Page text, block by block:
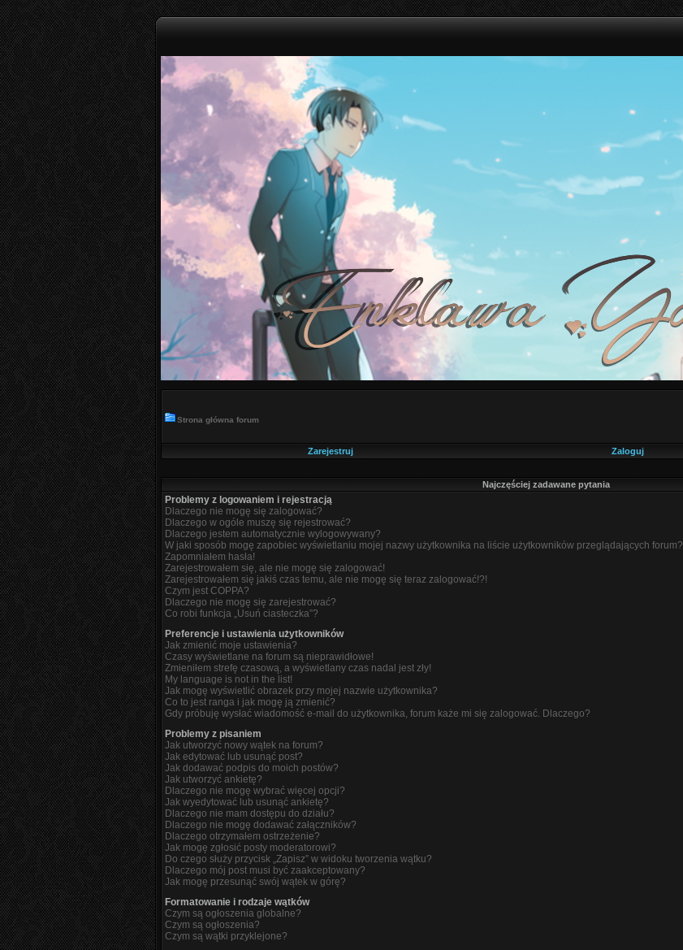
Strona główna forum
Zarejestruj Zaloguj
Najczęściej zadawane pytania
Problemy z logowaniem i rejestracją
Dlaczego nie mogę się zalogować?
Dlaczego w ogóle muszę się rejestrować?
Dlaczego jestem automatycznie wylogowywany?
W jaki sposób mogę zapobiec wyświetlaniu mojej nazwy użytkownika na liście użytkowników przeglądających forum?
Zapomniałem hasła!
Zarejestrowałem się, ale nie mogę się zalogować!
Zarejestrowałem się jakiś czas temu, ale nie mogę się teraz zalogować!?!
Czym jest COPPA?
Dlaczego nie mogę się zarejestrować?
Co robi funkcja „Usuń ciasteczka”?
Preferencje i ustawienia użytkowników
Jak zmienić moje ustawienia?
Czasy wyświetlane na forum są nieprawidłowe!
Zmieniłem strefę czasową, a wyświetlany czas nadal jest zły!
My language is not in the list!
Jak mogę wyświetlić obrazek przy mojej nazwie użytkownika?
Co to jest ranga i jak mogę ją zmienić?
Gdy próbuję wysłać wiadomość e-mail do użytkownika, forum każe mi się zalogować. Dlaczego?
Problemy z pisaniem
Jak utworzyć nowy wątek na forum?
Jak edytować lub usunąć post?
Jak dodawać podpis do moich postów?
Jak utworzyć ankietę?
Dlaczego nie mogę wybrać więcej opcji?
Jak wyedytować lub usunąć ankietę?
Dlaczego nie mam dostępu do działu?
Dlaczego nie mogę dodawać załączników?
Dlaczego otrzymałem ostrzeżenie?
Jak mogę zgłosić posty moderatorowi?
Do czego służy przycisk „Zapisz” w widoku tworzenia wątku?
Dlaczego mój post musi być zaakceptowany?
Jak mogę przesunąć swój wątek w górę?
Formatowanie i rodzaje wątków
Czym są ogłoszenia globalne?
Czym są ogłoszenia?
Czym są wątki przyklejone?